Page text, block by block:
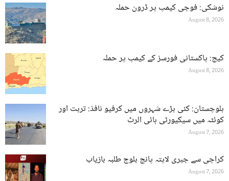
نوشکی: فوجی کیمپ پر ڈرون حملہ
August 8, 2026
کیچ: پاکستانی فورسز کے کیمپ پر حملہ
August 8, 2026
بلوچستان: کئی بڑے شہروں میں کرفیو نافذ: تربت اور
کوئٹہ میں سیکیورٹی ہائی الرٹ
August 7, 2026
کراچی سے جبری لاپتہ پانچ بلوچ طلبہ بازیاب
August 7, 2026